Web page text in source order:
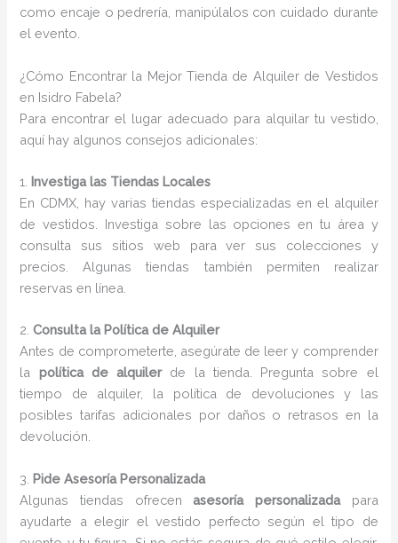
como encaje o pedrería, manipúlalos con cuidado durante
el evento.
¿Cómo Encontrar la Mejor Tienda de Alquiler de Vestidos
en Isidro Fabela?
Para encontrar el lugar adecuado para alquilar tu vestido,
aquí hay algunos consejos adicionales:
1. Investiga las Tiendas Locales
En CDMX, hay varias tiendas especializadas en el alquiler
de vestidos. Investiga sobre las opciones en tu área y
consulta sus sitios web para ver sus colecciones y
precios. Algunas tiendas también permiten realizar
reservas en línea.
2.Consulta la Política de Alquiler
Antes de comprometerte, asegúrate de leer y comprender
la política de alquilerde la tienda. Pregunta sobre el
tiempo de alquiler, la política de devoluciones y las
posibles tarifas adicionales por daños o retrasos en la
devolución.
3. Pide Asesoría Personalizada
Algunas tiendas ofrecenasesoría personalizadapara
ayudarte a elegir el vestido perfecto según el tipo de